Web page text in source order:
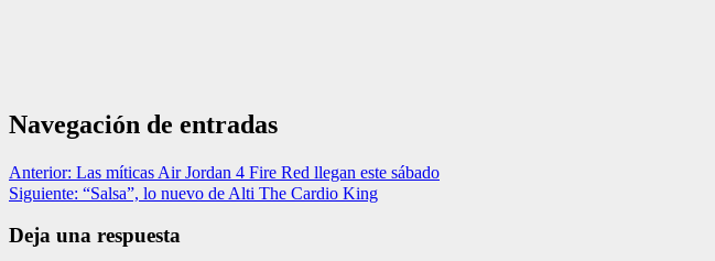
Navegación de entradas
Anterior: Las míticas Air Jordan 4 Fire Red llegan este sábado
Siguiente: “Salsa”, lo nuevo de Alti The Cardio King
Deja una respuesta